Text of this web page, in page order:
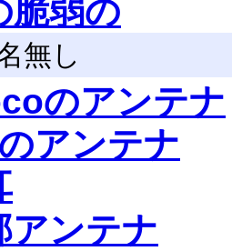
脆弱の
無し
のアンテナ
アンテナ
アンテナ